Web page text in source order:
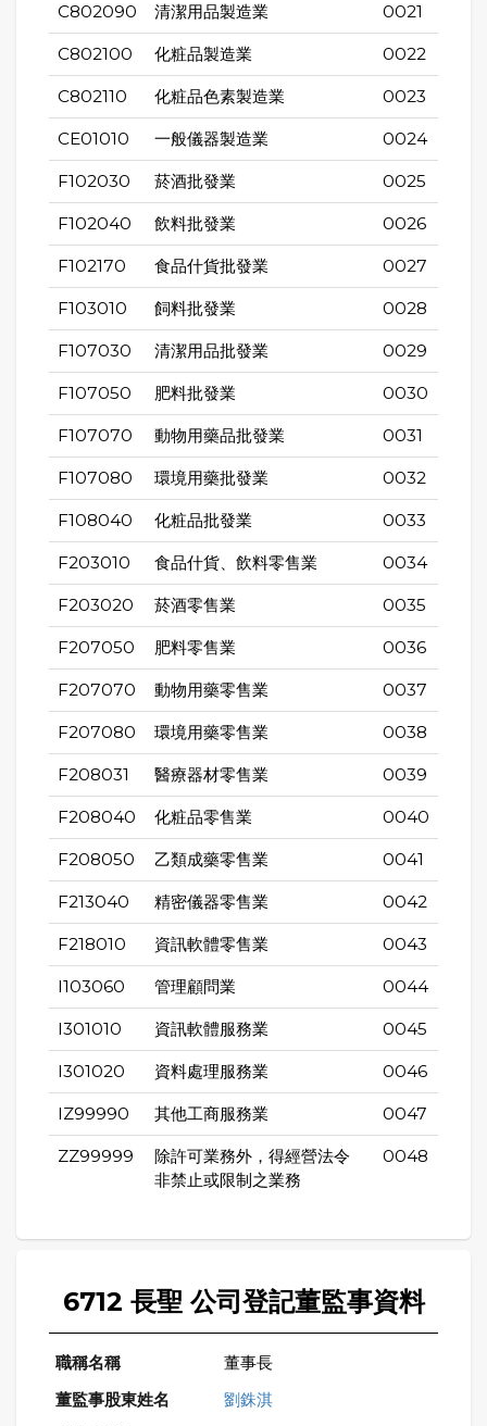
C802090 清潔用品製造業 0021
C802100 化粧品製造業 0022
C802110 化粧品色素製造業 0023
CE01010 一般儀器製造業 0024
F102030 菸酒批發業 0025
F102040 飲料批發業 0026
F102170 食品什貨批發業 0027
F103010 飼料批發業 0028
F107030 清潔用品批發業 0029
F107050 肥料批發業 0030
F107070 動物用藥品批發業 0031
F107080 環境用藥批發業 0032
F108040 化粧品批發業 0033
F203010 食品什貨、飲料零售業 0034
F203020 菸酒零售業 0035
F207050 肥料零售業 0036
F207070 動物用藥零售業 0037
F207080 環境用藥零售業 0038
F208031 醫療器材零售業 0039
F208040 化粧品零售業 0040
F208050 乙類成藥零售業 0041
F213040 精密儀器零售業 0042
F218010 資訊軟體零售業 0043
I103060 管理顧問業 0044
I301010 資訊軟體服務業 0045
I301020 資料處理服務業 0046
IZ99990 其他工商服務業 0047
ZZ99999
除許可業務外，得經營法令
非禁止或限制之業務
0048
6712 長聖 公司登記董監事資料
董事長
劉銖淇